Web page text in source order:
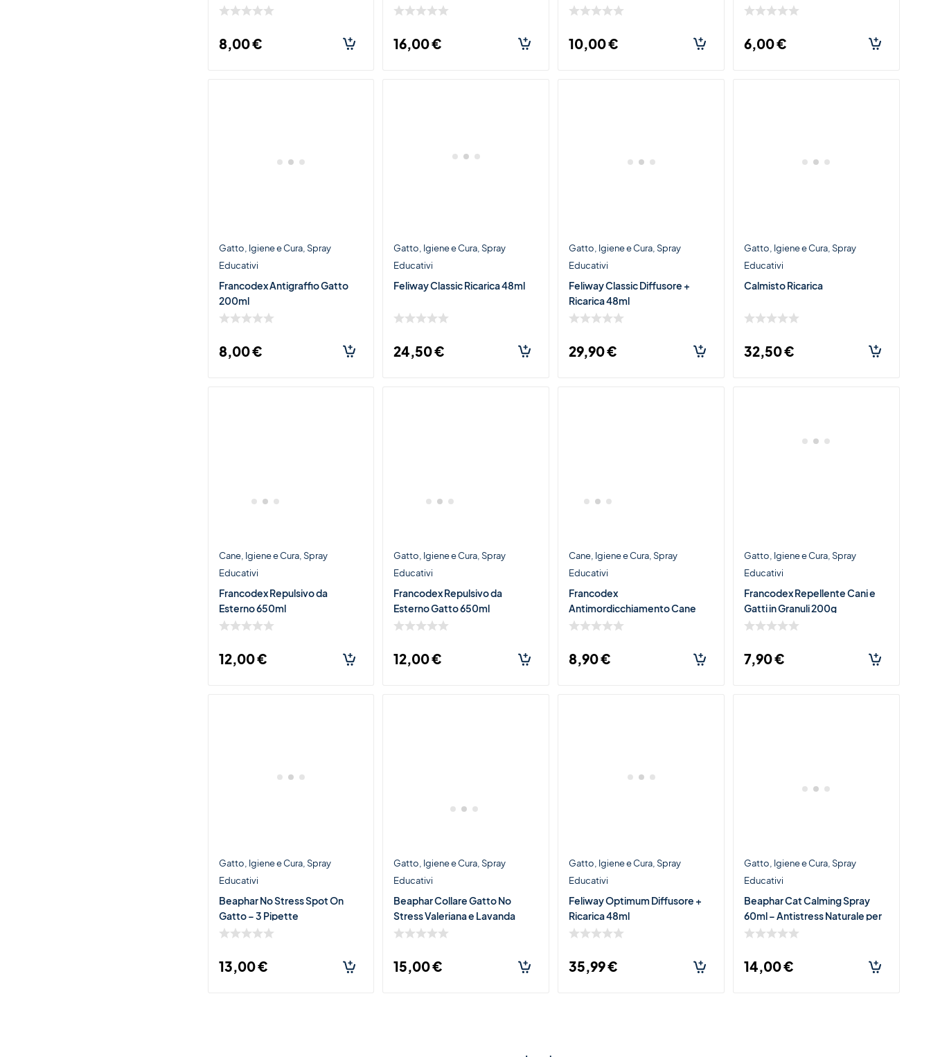
8,00€ 16,00€ 10,00€ 6,00€
Gatto Igiene e Cura Spray
Educativi
Francodex Antigraffio Gatto
200ml
8,00€
Gatto Igiene e Cura Spray
Educativi
Feliway Classic Ricarica 48ml
24,50€
Gatto Igiene e Cura Spray
Educativi
Feliway Classic Diffusore +
Ricarica 48ml
29,90€
Gatto Igiene e Cura Spray
Educativi
Calmisto Ricarica
32,50€
Cane Igiene e Cura Spray
Educativi
Francodex Repulsivo da
Esterno 650ml
12,00€
Gatto Igiene e Cura Spray
Educativi
Francodex Repulsivo da
Esterno Gatto 650ml
12,00€
Cane Igiene e Cura Spray
Educativi
Francodex
Antimordicchiamento Cane
200ml
8,90€
Gatto Igiene e Cura Spray
Educativi
Francodex Repellente Cani e
Gatti in Granuli 200g
7,90€
Gatto Igiene e Cura Spray
Educativi
Beaphar No Stress Spot On
Gatto – 3 Pipette
13,00€
Gatto Igiene e Cura Spray
Educativi
Beaphar Collare Gatto No
Stress Valeriana e Lavanda
15,00€
Gatto Igiene e Cura Spray
Educativi
Feliway Optimum Diffusore +
Ricarica 48ml
35,99€
Gatto Igiene e Cura Spray
Educativi
Beaphar Cat Calming Spray
60ml – Antistress Naturale per
Gatti
14,00€